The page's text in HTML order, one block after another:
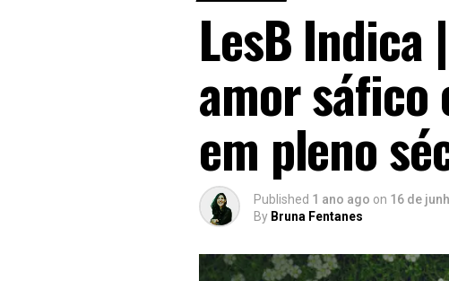
LesB Indica
amor sáfico
em pleno
Published 1 ano ago on 16 de
By Bruna Fentanes